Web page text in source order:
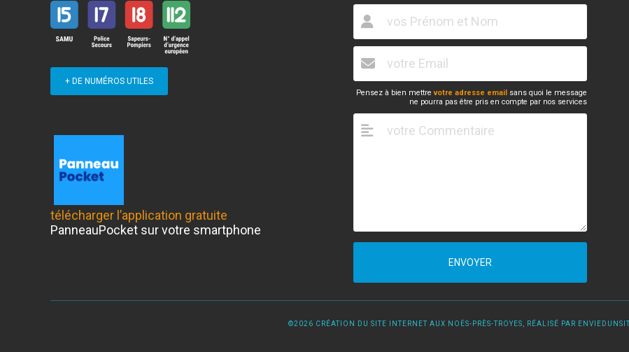
+ DE NUMÉROS UTILES
télécharger l’application gratuite
PanneauPocket sur votre smartphone
Pensez à bien mettrevotre adresse email sans quoi le message
ne pourra pas être pris en compte par nos services
ENVOYER
©2026 CRÉATION DU SITE INTERNET AUX NOËS-PRÈS-TROYES, RÉALISÉ PAR